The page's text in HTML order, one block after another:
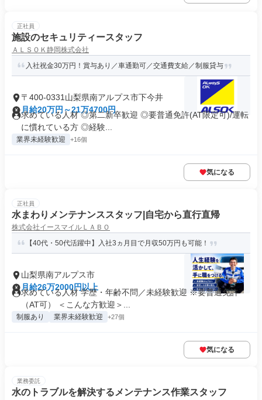
正社員
施設のセキュリティースタッフ
ＡＬＳＯＫ静岡株式会社
入社祝金30万円！賞与あり／車通勤可／交通費支給／制服貸与
〒400-0331山梨県南アルプス市下今井
月給20万円～21万4700円
求めている人材 ◎第二新卒歓迎 ◎要普通免許(AT限定可)/運転
に慣れている方 ◎経験...
業界未経験歓迎 +16個
気になる
正社員
水まわりメンテナンススタッフ|自宅から直行直帰
株式会社イースマイルＬＡＢＯ
【40代・50代活躍中】入社3ヵ月目で月収50万円も可能！
山梨県南アルプス市
月給26万2000円以上
求めている人材 学歴・年齢不問／未経験歓迎 ※要普通免許
（AT可） ＜こんな方歓迎＞...
制服あり 業界未経験歓迎 +27個
気になる
業務委託
水のトラブルを解決するメンテナンス作業スタッフ